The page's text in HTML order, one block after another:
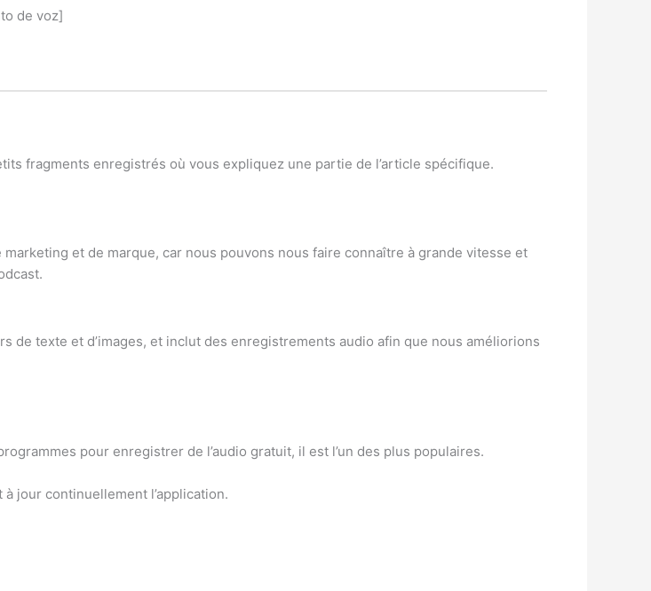
de voz]
fragments enregistrés où vous expliquez une partie de l’article spécifique.
et de marque, car nous pouvons nous faire connaître à grande vitesse et
de texte et d’images, et inclut des enregistrements audio afin que nous améliorions
pour enregistrer de l’audio gratuit, il est l’un des plus populaires.
jour continuellement l’application.